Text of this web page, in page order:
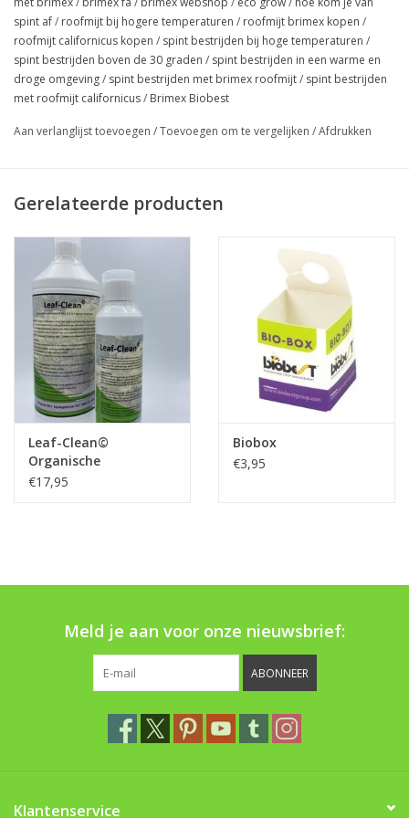
spint af/ roofmijt bij hogere temperaturen / roofmijt brimex kopen /
roofmijt californicus kopen / spint bestrijden bij hoge temperaturen /
spint bestrijden boven de 30 graden / spint bestrijden in een warme en
droge omgeving/ spint bestrijden met brimex roofmijt/ spint bestrijden
met roofmijt californicus/ Brimex Biobest
Aan verlanglijst toevoegen /Toevoegen om te vergelijken /Afdrukken
Gerelateerde producten
Leaf-Clean©
Organische
bladmeststof NPK 2-1-
€17,95
Biobox
€3,95
Meld je aan voor onze nieuwsbrief:
ABONNEER
Klantenservice